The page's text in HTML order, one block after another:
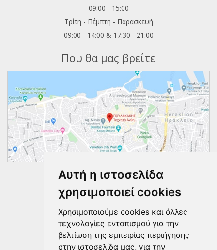
Αυτή η ιστοσελίδα
χρησιμοποιεί cookies
Χρησιμοποιούμε cookies και άλλες
τεχνολογίες εντοπισμού για την
βελτίωση της εμπειρίας περιήγησης
στην ιστοσελίδα μας, για την
09:00 - 15:00
Τρίτη - Πέμπτη - Παρασκευή
09:00 - 14:00 & 17:30 - 21:00
Που θα μας βρείτε
Ακολουθήστε μας